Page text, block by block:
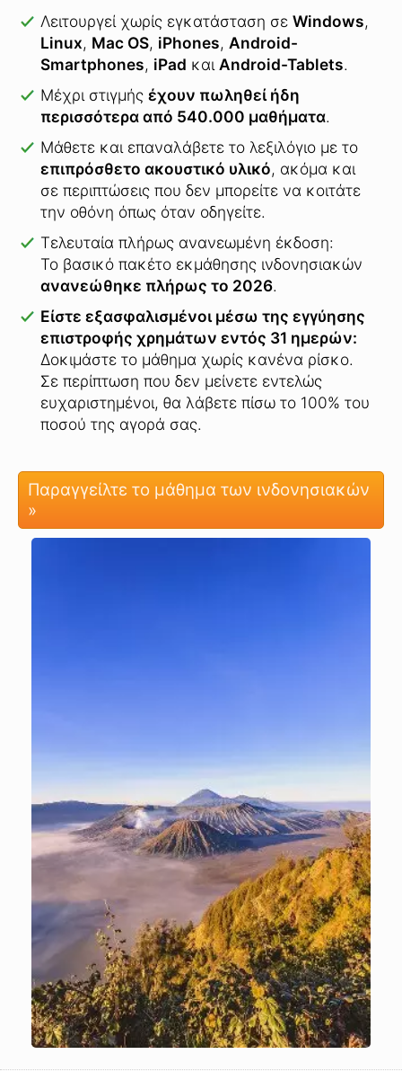
Λειτουργεί χωρίς εγκατάσταση σε Windows,
Linux, Mac OS, iPhones, Android-
Smartphones, iPad και Android-Tablets.
Μέχρι στιγμής έχουν πωληθεί ήδη
περισσότερα από 540.000 μαθήματα.
Μάθετε και επαναλάβετε το λεξιλόγιο με το
επιπρόσθετο ακουστικό υλικό, ακόμα και
σε περιπτώσεις που δεν μπορείτε να κοιτάτε
την οθόνη όπως όταν οδηγείτε.
Τελευταία πλήρως ανανεωμένη έκδοση:
Το βασικό πακέτο εκμάθησης ινδονησιακών
ανανεώθηκε πλήρως το 2026.
Είστε εξασφαλισμένοι μέσω της εγγύησης
επιστροφής χρημάτων εντός 31 ημερών:
Δοκιμάστε το μάθημα χωρίς κανένα ρίσκο.
Σε περίπτωση που δεν μείνετε εντελώς
ευχαριστημένοι, θα λάβετε πίσω το 100% του
ποσού της αγορά σας.
Παραγγείλτε το μάθημα των ινδονησιακών
»